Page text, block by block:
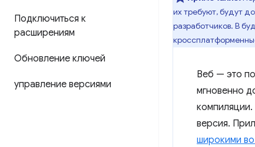
Подключиться к
расширениям
Обновление ключей
управление версиями
их требуют, будут
разработчиков. В
Веб — это
мгновенно
компиляции.
версия.
широкими